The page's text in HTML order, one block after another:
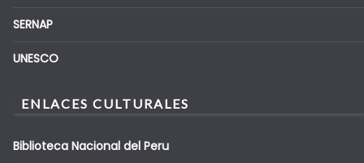
SERNAP
UNESCO
ENLACES CULTURALES
Biblioteca Nacional del Peru